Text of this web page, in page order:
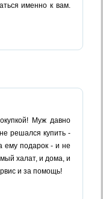
именно к вам.
Муж давно
решался купить -
ему подарок - и не
халат, и дома, и
и за помощь!